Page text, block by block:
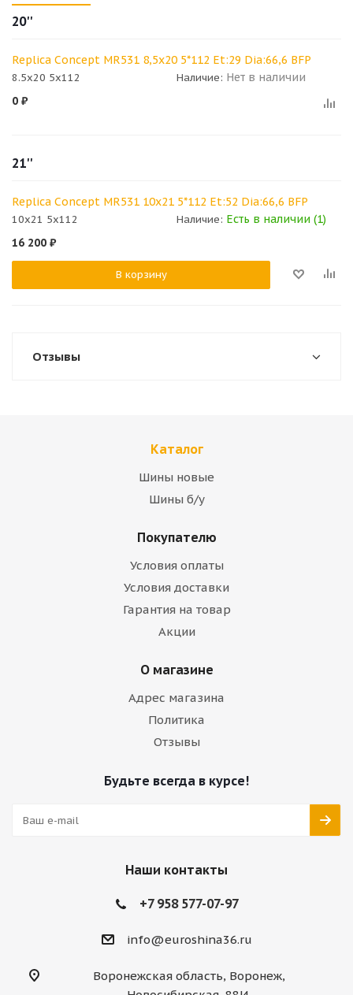
20''
Replica Concept MR531 8,5x20 5*112 Et:29 Dia:66,6 BFP
8.5x20 5x112 Наличие: Нет в наличии
0 ₽
21''
Replica Concept MR531 10x21 5*112 Et:52 Dia:66,6 BFP
10x21 5x112 Наличие: Есть в наличии (1)
16 200 ₽
В корзину
Отзывы
Каталог
Шины новые
Шины б/у
Покупателю
Условия оплаты
Условия доставки
Гарантия на товар
Акции
О магазине
Адрес магазина
Политика
Отзывы
Будьте всегда в курсе!
Наши контакты
+7 958 577-07-97
info@euroshina36.ru
Воронежская область, Воронеж,